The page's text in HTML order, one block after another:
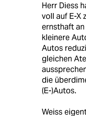
Herr Diess
voll auf E-X
ernsthaft
kleinere
Autos
gleichen
die
(E-)Autos.
Weiss